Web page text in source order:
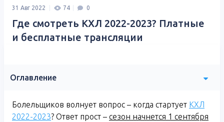
31 Авг 2022 74 0
Где смотреть КХЛ 2022-2023? Платные
и бесплатные трансляции
Оглавление
Болельщиков волнует вопрос – когда стартует КХЛ
2022-2023? Ответ прост – сезон начнется 1 сентября